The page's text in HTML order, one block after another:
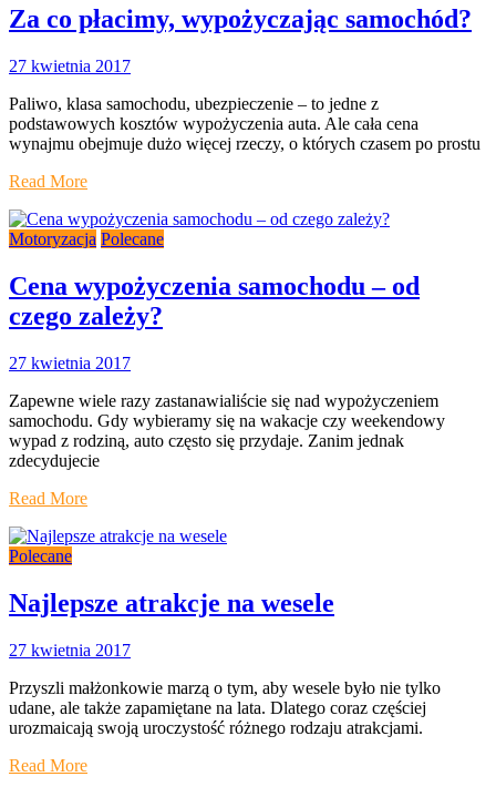
Za co płacimy, wypożyczając samochód?
27 kwietnia 2017
Paliwo, klasa samochodu, ubezpieczenie – to jedne z
podstawowych kosztów wypożyczenia auta. Ale cała cena
wynajmu obejmuje dużo więcej rzeczy, o których czasem po prostu
Read More
Motoryzacja Polecane
Cena wypożyczenia samochodu – od
czego zależy?
27 kwietnia 2017
Zapewne wiele razy zastanawialiście się nad wypożyczeniem
samochodu. Gdy wybieramy się na wakacje czy weekendowy
wypad z rodziną, auto często się przydaje. Zanim jednak
zdecydujecie
Read More
Polecane
Najlepsze atrakcje na wesele
27 kwietnia 2017
Przyszli małżonkowie marzą o tym, aby wesele było nie tylko
udane, ale także zapamiętane na lata. Dlatego coraz częściej
urozmaicają swoją uroczystość różnego rodzaju atrakcjami.
Read More